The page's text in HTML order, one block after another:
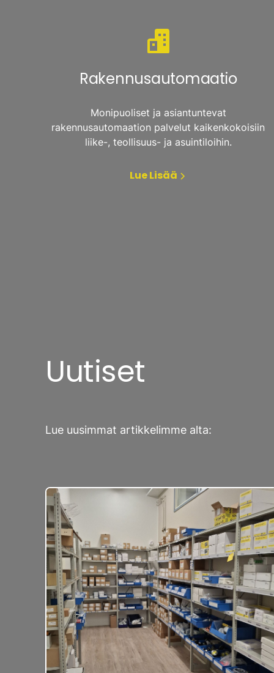
Rakennusautomaatio
Monipuoliset ja asiantuntevat
rakennusautomaation palvelut kaikenkokoisiin
liike-, teollisuus- ja asuintiloihin.
Lue Lisää
Uutiset
Lue uusimmat artikkelimme alta: